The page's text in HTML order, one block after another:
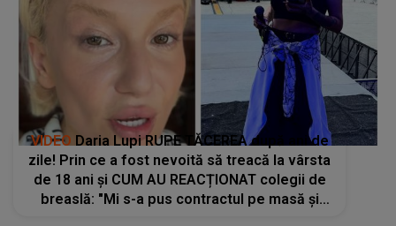
VIDEO Daria Lupi RUPE TĂCEREA după ani de
zile! Prin ce a fost nevoită să treacă la vârsta
de 18 ani și CUM AU REACȚIONAT colegii de
breaslă: "Mi s-a pus contractul pe masă și